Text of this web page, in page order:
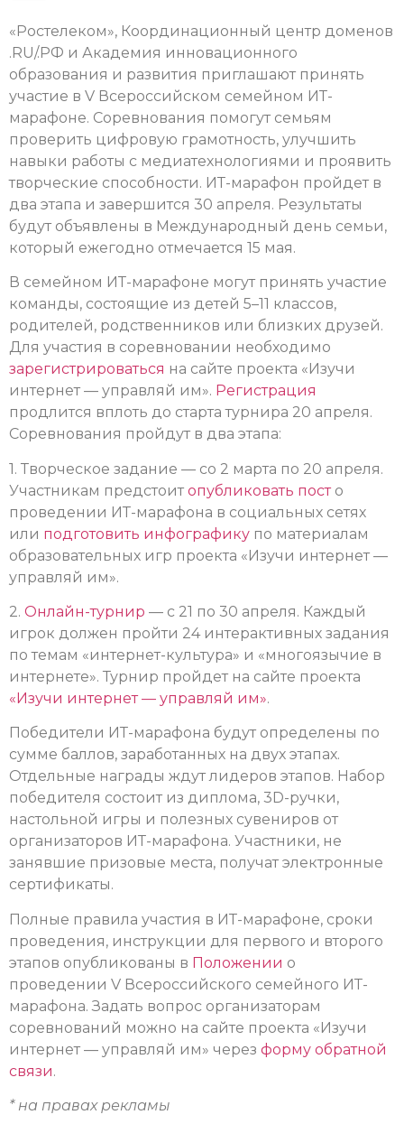
«Ростелеком», Координационный центр доменов
.RU/.РФ и Академия инновационного
образования и развития приглашают принять
участие в V Всероссийском семейном ИТ-
марафоне. Соревнования помогут семьям
проверить цифровую грамотность, улучшить
навыки работы с медиатехнологиями и проявить
творческие способности. ИТ-марафон пройдет в
два этапа и завершится 30 апреля. Результаты
будут объявлены в Международный день семьи,
который ежегодно отмечается 15 мая.
В семейном ИТ-марафоне могут принять участие
команды, состоящие из детей 5–11 классов,
родителей, родственников или близких друзей.
Для участия в соревновании необходимо
зарегистрироваться на сайте проекта «Изучи
интернет — управляй им». Регистрация
продлится вплоть до старта турнира 20 апреля.
Соревнования пройдут в два этапа:
1. Творческое задание — со 2 марта по 20 апреля.
Участникам предстоит опубликовать посто
проведении ИТ-марафона в социальных сетях
или подготовить инфографику по материалам
образовательных игр проекта «Изучи интернет —
управляй им».
2. Онлайн-турнир — с 21 по 30 апреля. Каждый
игрок должен пройти 24 интерактивных задания
по темам «интернет-культура» и «многоязычие в
интернете». Турнир пройдет на сайте проекта
«Изучи интернет — управляй им».
Победители ИТ-марафона будут определены по
сумме баллов, заработанных на двух этапах.
Отдельные награды ждут лидеров этапов. Набор
победителя состоит из диплома, 3D-ручки,
настольной игры и полезных сувениров от
организаторов ИТ-марафона. Участники, не
занявшие призовые места, получат электронные
сертификаты.
Полные правила участия в ИТ-марафоне, сроки
проведения, инструкции для первого и второго
этапов опубликованы в Положении о
проведении V Всероссийского семейного ИТ-
марафона. Задать вопрос организаторам
соревнований можно на сайте проекта «Изучи
интернет — управляй им» через форму обратной
связи.
* на правах рекламы